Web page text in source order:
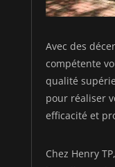
Avec des
compétente
qualité
pour réaliser
efficacité et
Chez Henry